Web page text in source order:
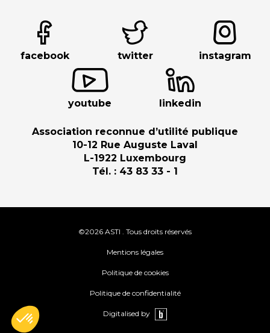
facebook twitter instagram
youtube linkedin
Association reconnue d’utilité publique
10-12 Rue Auguste Laval
L-1922 Luxembourg
Tél. : 43 83 33 - 1
©2026 ASTI . Tous droits réservés
Mentions légales
Politique de cookies
Politique de confidentialité
Digitalised by